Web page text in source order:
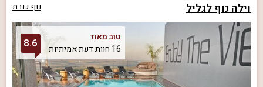
וילה נוף לגליל נוף כנרת
טוב מאוד
16 חוות דעת אמיתיות
8.6